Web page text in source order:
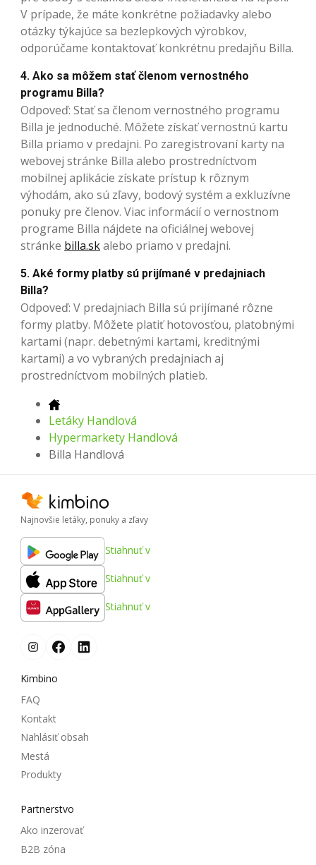
V prípade, že máte konkrétne požiadavky alebo
otázky týkajúce sa bezlepkových výrobkov,
odporúčame kontaktovať konkrétnu predajňu Billa.
4. Ako sa môžem stať členom vernostného
programu Billa?
Odpoveď: Stať sa členom vernostného programu
Billa je jednoduché. Môžete získať vernostnú kartu
Billa priamo v predajni. Po zaregistrovaní karty na
webovej stránke Billa alebo prostredníctvom
mobilnej aplikácie získate prístup k rôznym
výhodám, ako sú zľavy, bodový systém a exkluzívne
ponuky pre členov. Viac informácií o vernostnom
programe Billa nájdete na oficiálnej webovej
stránke billa.skalebo priamo v predajni.
5. Aké formy platby sú prijímané v predajniach
Billa?
Odpoveď: V predajniach Billa sú prijímané rôzne
formy platby. Môžete platiť hotovosťou, platobnými
kartami (napr. debetnými kartami, kreditnými
kartami) a vo vybraných predajniach aj
prostredníctvom mobilných platieb.
Letáky Handlová
Hypermarkety Handlová
Billa Handlová
Najnovšie letáky, ponuky a zľavy
Stiahnuť v
Stiahnuť v
Stiahnuť v
Kimbino
FAQ
Kontakt
Nahlásiť obsah
Mestá
Produkty
Partnerstvo
Ako inzerovať
B2B zóna